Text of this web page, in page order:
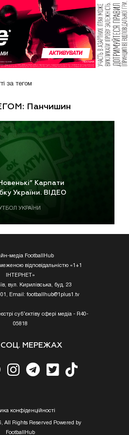
за тегом
Панчишин
Карпати
України. ВІДЕО
УКРАЇНИ
медіа FootballHub
відповідальністю «1+1
ІНТЕРНЕТ»
вул. Кирилівська, буд. 23
01, Email: footballhub@1plus1.tv
суб’єктіву сфері медіа - R40-
05818
СОЦ. МЕРЕЖАХ
конфiденцiйностi
All Rights Reserved Powered by
FootballHub